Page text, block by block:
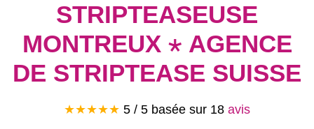
STRIPTEASEUSE
MONTREUX ⋆ AGENCE
DE STRIPTEASE SUISSE
★★★★★ 5 / 5 basée sur 18 avis